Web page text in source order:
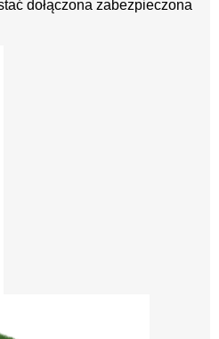
dołączona zabezpieczona